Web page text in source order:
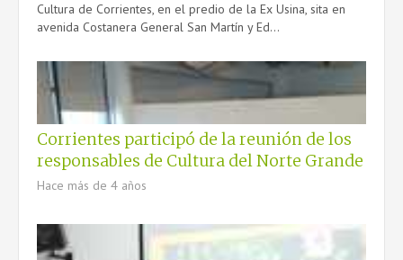
Cultura de Corrientes, en el predio de la Ex Usina, sita en
avenida Costanera General San Martín y Ed...
Corrientes participó de la reunión de los
responsables de Cultura del Norte Grande
Hace más de 4 años